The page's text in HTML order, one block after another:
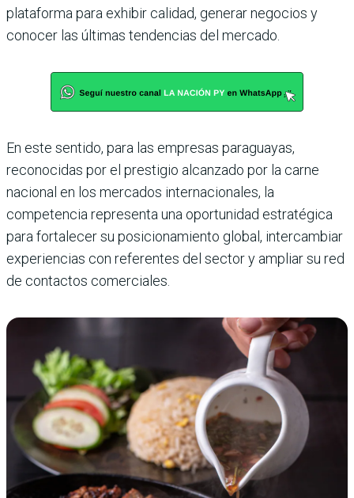
plataforma para exhibir calidad, generar negocios y
conocer las últimas tendencias del mercado.
En este sentido, para las empresas paraguayas,
reconocidas por el prestigio alcanzado por la carne
nacional en los mercados internacionales, la
competencia representa una oportunidad estratégica
para fortalecer su posicionamiento global, intercambiar
experiencias con referentes del sector y ampliar su red
de contactos comerciales.